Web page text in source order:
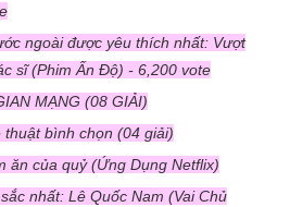
ngoài được yêu thích nhất: Vượt
sĩ (Phim Ấn Độ) - 6,200 vote
MẠNG (08 GIẢI)
bình chọn (04 giải)
ăn của quỷ (Ứng Dụng Netflix)
nhất: Lê Quốc Nam (Vai Chủ